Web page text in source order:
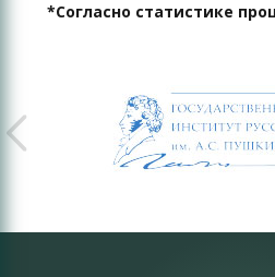
*Согласно статистике